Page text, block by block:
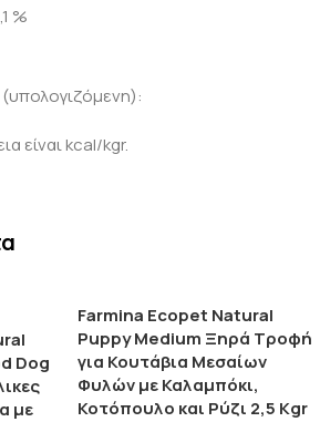
%
είναι kcal/kgr.
Dog
με
Farmina Ecopet Natural
Puppy Medium Ξηρά Τροφή
για Κουτάβια Μεσαίων
Φυλών με Καλαμπόκι,
Κοτόπουλο και Ρύζι 2,5 Kgr